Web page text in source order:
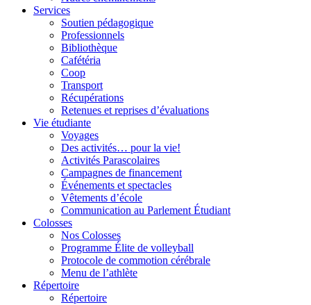
Services
Soutien pédagogique
Professionnels
Bibliothèque
Cafétéria
Coop
Transport
Récupérations
Retenues et reprises d’évaluations
Vie étudiante
Voyages
Des activités… pour la vie!
Activités Parascolaires
Campagnes de financement
Événements et spectacles
Vêtements d’école
Communication au Parlement Étudiant
Colosses
Nos Colosses
Programme Élite de volleyball
Protocole de commotion cérébrale
Menu de l’athlète
Répertoire
Répertoire